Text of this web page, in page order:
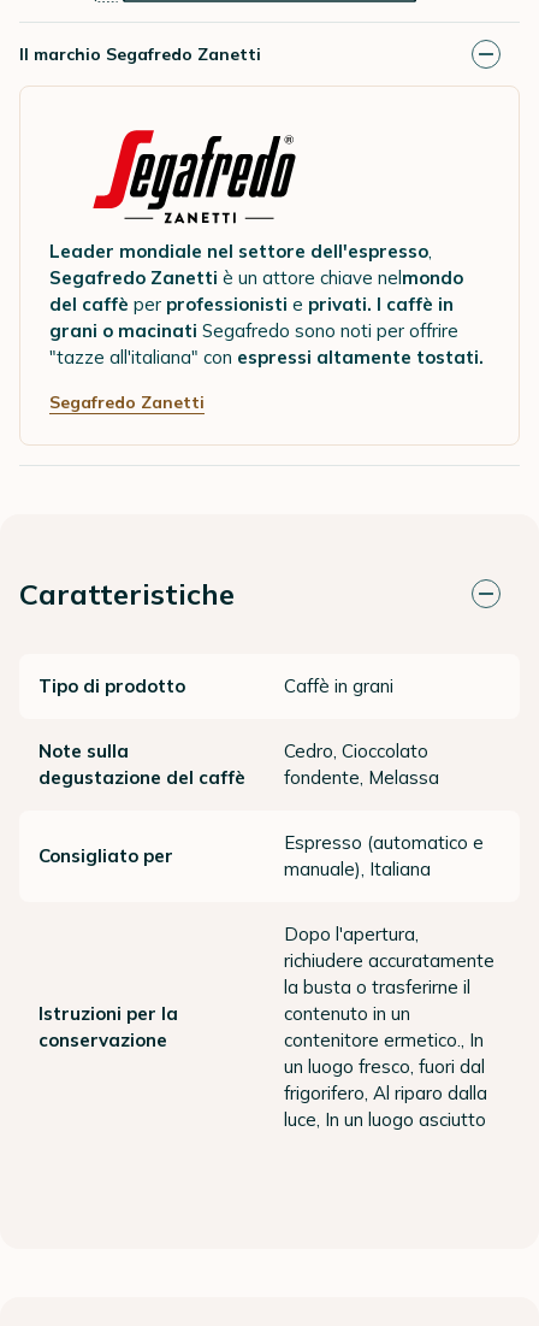
Il marchio Segafredo Zanetti
Leader mondiale nel settore dell'espresso,
Segafredo Zanetti è un attore chiave nelmondo
del caffè per professionisti e privati. I caffè in
grani o macinati Segafredo sono noti per offrire
"tazze all'italiana" con espressi altamente tostati.
Segafredo Zanetti
Caratteristiche
Tipo di prodotto Caffè in grani
Note sulla
degustazione del caffè
Cedro, Cioccolato
fondente, Melassa
Consigliato per
Espresso (automatico e
manuale), Italiana
Istruzioni per la
conservazione
Dopo l'apertura,
richiudere accuratamente
la busta o trasferirne il
contenuto in un
contenitore ermetico., In
un luogo fresco, fuori dal
frigorifero, Al riparo dalla
luce, In un luogo asciutto